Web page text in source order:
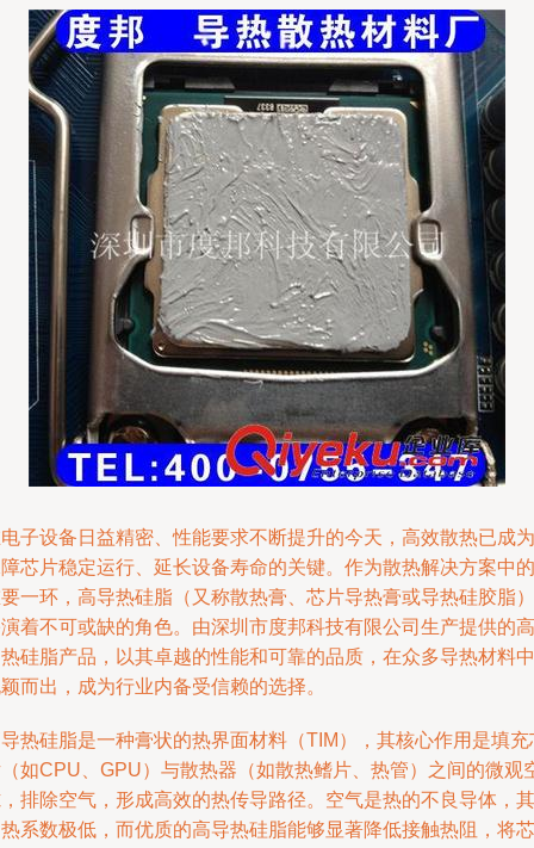
子设备日益精密、性能要求不断提升的今天，高效散热已成为
芯片稳定运行、延长设备寿命的关键。作为散热解决方案中的
一环，高导热硅脂（又称散热膏、芯片导热膏或导热硅胶脂）
着不可或缺的角色。由深圳市度邦科技有限公司生产提供的高
硅脂产品，以其卓越的性能和可靠的品质，在众多导热材料中
而出，成为行业内备受信赖的选择。
热硅脂是一种膏状的热界面材料（TIM），其核心作用是填充
如CPU、GPU）与散热器（如散热鳍片、热管）之间的微观
排除空气，形成高效的热传导路径。空气是热的不良导体，其
系数极低，而优质的高导热硅脂能够显著降低接触热阻，将芯